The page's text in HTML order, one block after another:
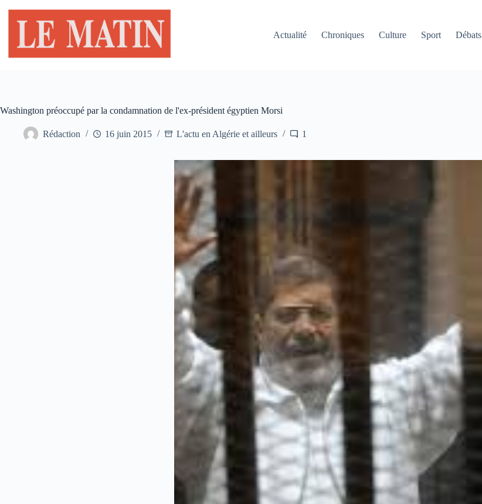
contenu
Actualité
Chroniques Culture Sport Débats
Washington préoccupé par la condamnation de l'ex-président égyptien Morsi
Rédaction 16 juin 2015 L'actu en Algérie et ailleurs 1